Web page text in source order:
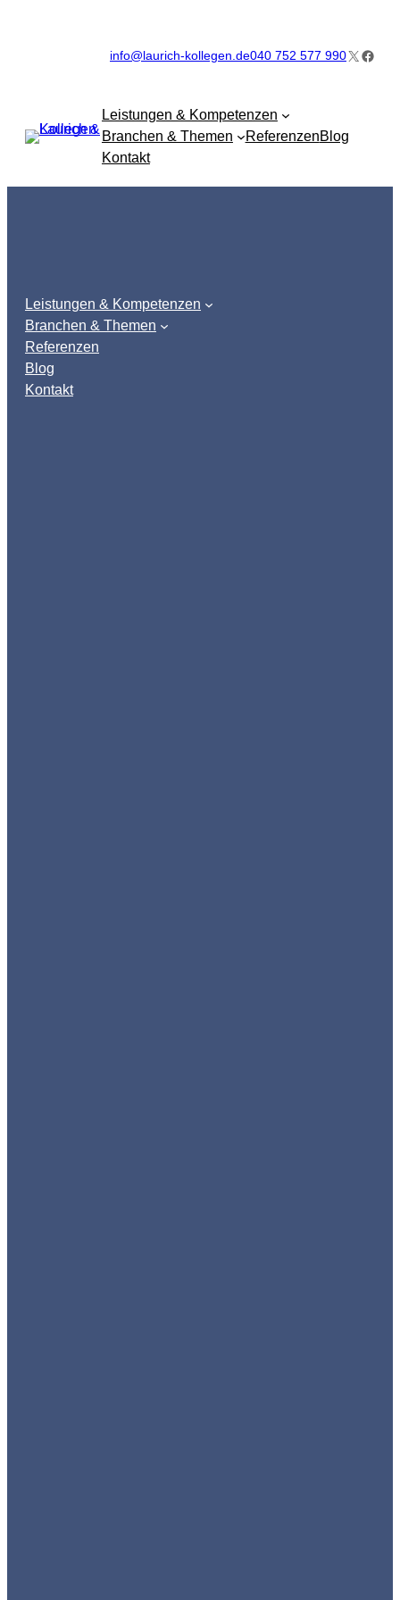
info@laurich-kollegen.de040 752 577 990X
Leistungen & Kompetenzen
Branchen & Themen
ReferenzenBlog
Kontakt
Leistungen & Kompetenzen
Branchen & Themen
Referenzen
Blog
Kontakt